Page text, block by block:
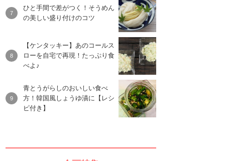
ひと手間で差がつく！そうめん
の美しい盛り付けのコツ
【ケンタッキー】あのコールス
ローを自宅で再現！たっぷり食
べよ♪
青とうがらしのおいしい食べ
方！韓国風しょうゆ漬に【レシ
ピ付き】